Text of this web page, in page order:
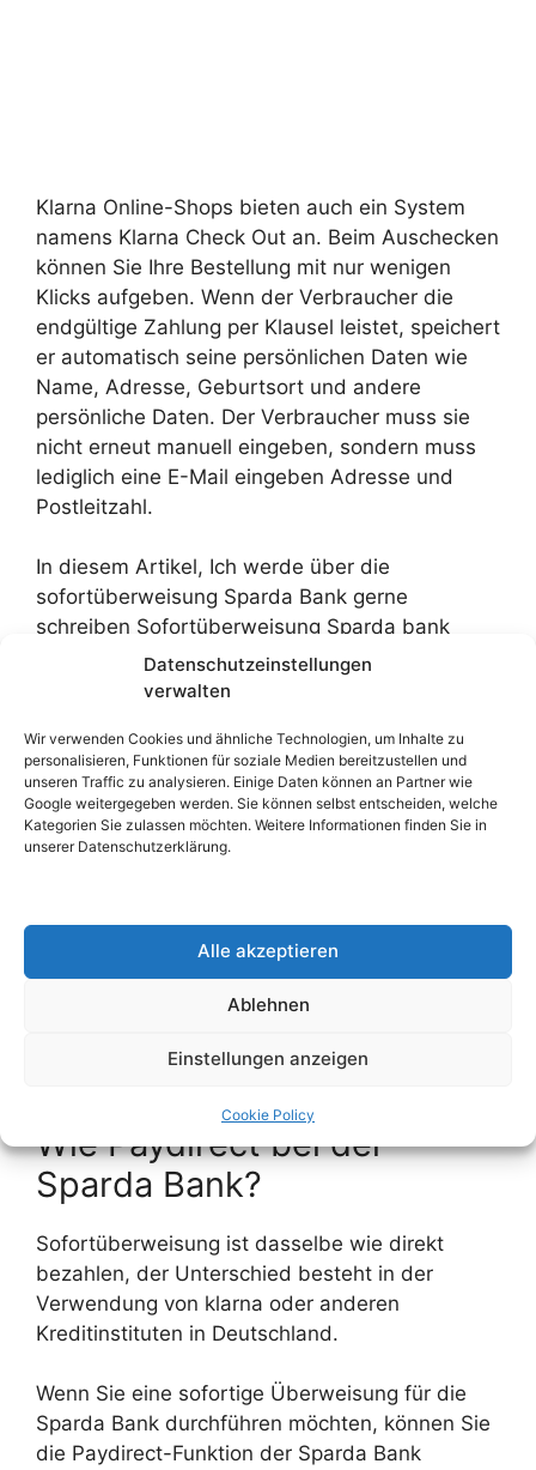
Datenschutzeinstellungen
verwalten
Wir verwenden Cookies und ähnliche Technologien, um Inhalte zu
personalisieren, Funktionen für soziale Medien bereitzustellen und
unseren Traffic zu analysieren. Einige Daten können an Partner wie
Google weitergegeben werden. Sie können selbst entscheiden, welche
Kategorien Sie zulassen möchten. Weitere Informationen finden Sie in
unserer Datenschutzerklärung.
Alle akzeptieren
Ablehnen
Einstellungen anzeigen
Cookie Policy
Klarna Online-Shops bieten auch ein System
namens Klarna Check Out an. Beim Auschecken
können Sie Ihre Bestellung mit nur wenigen
Klicks aufgeben. Wenn der Verbraucher die
endgültige Zahlung per Klausel leistet, speichert
er automatisch seine persönlichen Daten wie
Name, Adresse, Geburtsort und andere
persönliche Daten. Der Verbraucher muss sie
nicht erneut manuell eingeben, sondern muss
lediglich eine E-Mail eingeben Adresse und
Postleitzahl.
In diesem Artikel, Ich werde über die
sofortüberweisung Sparda Bank gerne
schreiben Sofortüberweisung Sparda bank
west, südwest, Berlin, münchen, be, und
sofortüberweisung bei Sparda bank.
Sofortüberweisung bei
Sparda Bank
Ist Paydirekt eine
Sofortüberweisung?
Ist Sofortüberweisung bei
der Sparda Bank Dasselbe
Wie Paydirect bei der
Sparda Bank?
Sofortüberweisung ist dasselbe wie direkt
bezahlen, der Unterschied besteht in der
Verwendung von klarna oder anderen
Kreditinstituten in Deutschland.
Wenn Sie eine sofortige Überweisung für die
Sparda Bank durchführen möchten, können Sie
die Paydirect-Funktion der Sparda Bank